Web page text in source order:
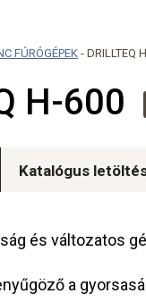
FÚRÓGÉPEK- DRILLTEQ
H-600
Katalógus
és változatos
a